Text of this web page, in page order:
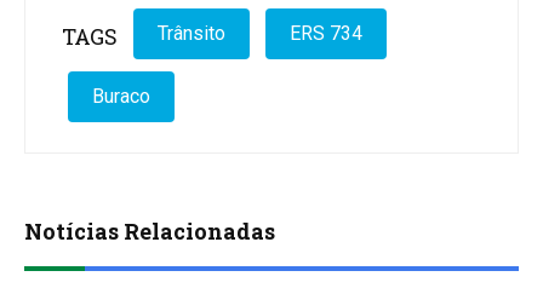
TAGS Trânsito ERS 734
Buraco
Notícias Relacionadas